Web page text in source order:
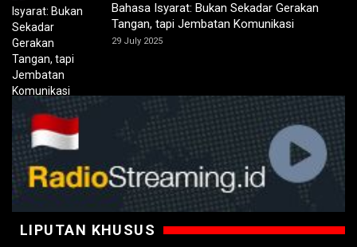
Bahasa Isyarat: Bukan Sekadar Gerakan
Tangan, tapi Jembatan Komunikasi
29 July 2025
LIPUTAN KHUSUS